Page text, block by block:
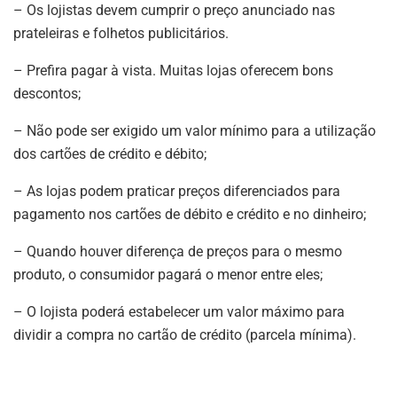
– Os lojistas devem cumprir o preço anunciado nas
prateleiras e folhetos publicitários.
– Prefira pagar à vista. Muitas lojas oferecem bons
descontos;
– Não pode ser exigido um valor mínimo para a utilização
dos cartões de crédito e débito;
– As lojas podem praticar preços diferenciados para
pagamento nos cartões de débito e crédito e no dinheiro;
– Quando houver diferença de preços para o mesmo
produto, o consumidor pagará o menor entre eles;
– O lojista poderá estabelecer um valor máximo para
dividir a compra no cartão de crédito (parcela mínima).